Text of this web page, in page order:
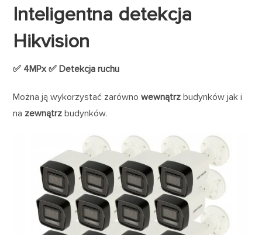
Inteligentna detekcja
Hikvision
✅ 4MPx ✅ Detekcja ruchu
Można ją wykorzystać zarównowewnątrz budynków jak i
na zewnątrz budynków.